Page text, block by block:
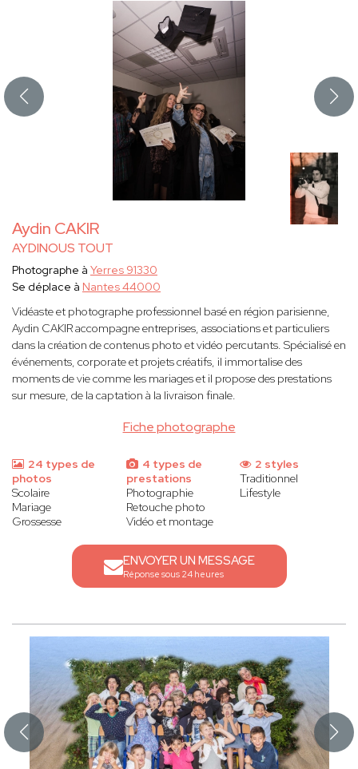
Aydin CAKIR
AYDINOUS TOUT
Fiche photographe
Photographe à Yerres 91330
Se déplace à Nantes 44000
Vidéaste et photographe professionnel basé en région parisienne,
Aydin CAKIR accompagne entreprises, associations et particuliers
dans la création de contenus photo et vidéo percutants. Spécialisé en
événements, corporate et projets créatifs, il immortalise des
moments de vie comme les mariages et il propose des prestations
sur mesure, de la captation à la livraison finale.
24 types de
photos
Scolaire
Mariage
Grossesse
4 types de
prestations
Photographie
Retouche photo
Vidéo et montage
2 styles
Traditionnel
Lifestyle
ENVOYER UN MESSAGE
Réponse sous 24 heures